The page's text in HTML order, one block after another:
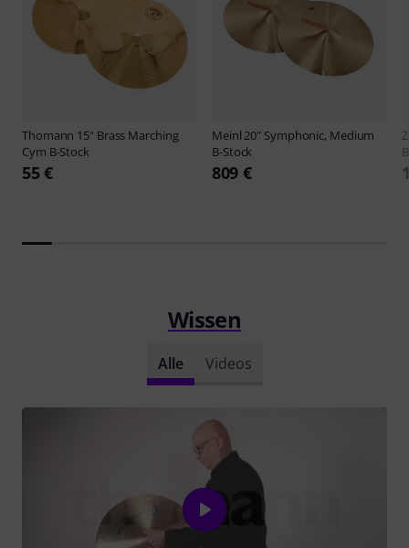
Thomann 15" Brass Marching
Cym B-Stock
55 €
Meinl20" Symphonic, Medium
B-Stock
809 €
Wissen
Alle Videos